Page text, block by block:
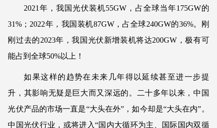
2021年，我国光伏装机55GW，占全球当年175GW的
31%；2022年，我国装机87GW，占全球240GW的36%。刚
刚过去的2023年，我国光伏新增装机将达200GW，极有可
能占到全球50%以上！
如果这样的趋势在未来几年得以延续甚至进一步提
升，其影响无疑是巨大而又深远的。二十多年以来，中国
光伏产品的市场一直是“大头在外”，如今却是“大头在内”。
中国光伏行业，或将进入“国内大循环为主、国际国内双循